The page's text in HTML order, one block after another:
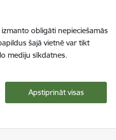
obligāti nepieciešamās
šajā vietnē var tikt
mediju sīkdatnes.
Apstiprināt visas